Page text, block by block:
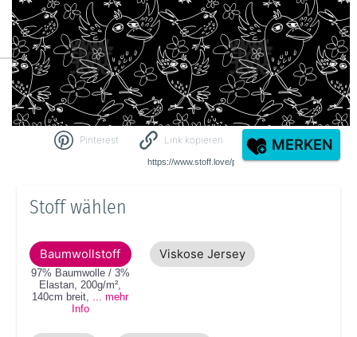
Pinterest Link kopieren MERKEN
Stoff wählen
Baumwollstoff
97% Baumwolle / 3%
Elastan 200g/m²
140cm breit
... mehr
Info
Viskose Jersey